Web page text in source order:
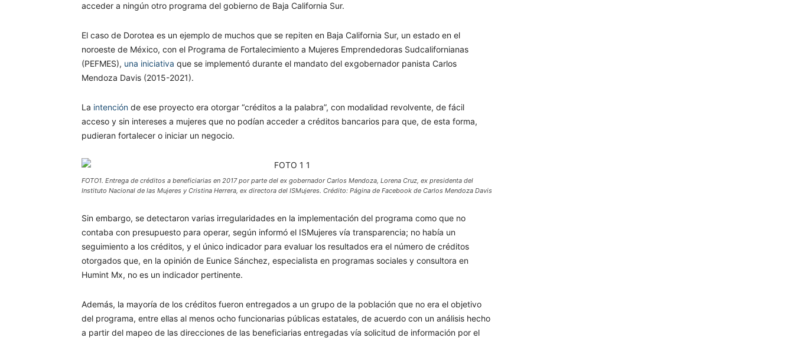
acceder a ningún otro programa del gobierno de Baja California Sur.
El caso de Dorotea es un ejemplo de muchos que se repiten en Baja California Sur, un estado en el
noroeste de México, con el Programa de Fortalecimiento a Mujeres Emprendedoras Sudcalifornianas
(PEFMES), una iniciativa que se implementó durante el mandato del exgobernador panista Carlos
Mendoza Davis (2015-2021).
La intención de ese proyecto era otorgar “créditos a la palabra”, con modalidad revolvente, de fácil
acceso y sin intereses a mujeres que no podían acceder a créditos bancarios para que, de esta forma,
pudieran fortalecer o iniciar un negocio.
FOTO1. Entrega de créditos a beneficiarias en 2017 por parte del ex gobernador Carlos Mendoza, Lorena Cruz, ex presidenta del
Instituto Nacional de las Mujeres y Cristina Herrera, ex directora del ISMujeres. Crédito: Página de Facebook de Carlos Mendoza Davis
Sin embargo, se detectaron varias irregularidades en la implementación del programa como que no
contaba con presupuesto para operar, según informó el ISMujeres vía transparencia; no había un
seguimiento a los créditos, y el único indicador para evaluar los resultados era el número de créditos
otorgados que, en la opinión de Eunice Sánchez, especialista en programas sociales y consultora en
Humint Mx, no es un indicador pertinente.
Además, la mayoría de los créditos fueron entregados a un grupo de la población que no era el objetivo
del programa, entre ellas al menos ocho funcionarias públicas estatales, de acuerdo con un análisis hecho
a partir del mapeo de las direcciones de las beneficiarias entregadas vía solicitud de información por el